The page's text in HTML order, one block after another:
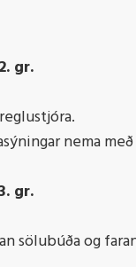
gr.
nema
gr.
sölubúða og